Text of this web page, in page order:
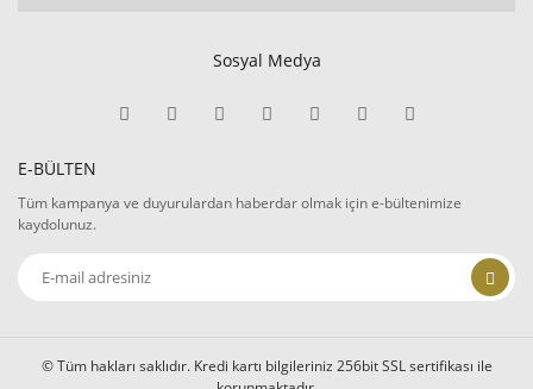
Sosyal Medya
E-BÜLTEN
Tüm kampanya ve duyurulardan haberdar olmak için e-bültenimize
kaydolunuz.
© Tüm hakları saklıdır. Kredi kartı bilgileriniz 256bit SSL sertifikası ile